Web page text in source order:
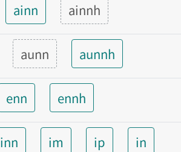
ainn ainnh
aunn aunnh
enn ennh
inn im ip
in